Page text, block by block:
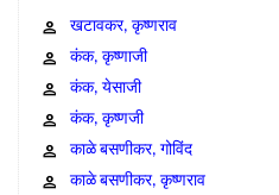
खटावकर, कृष्णराव
कंक, कृष्णाजी
कंक, येसाजी
कंक, कृष्णजी
काळे बसणीकर, गोविंद
काळे बसणीकर, कृष्णराव